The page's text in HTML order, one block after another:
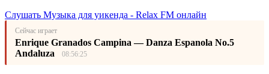
Слушать Музыка для уикенда - Relax FM онлайн
Сейчас играет
Enrique Granados Campina — Danza Espanola No.5
Andaluza
08:56:25